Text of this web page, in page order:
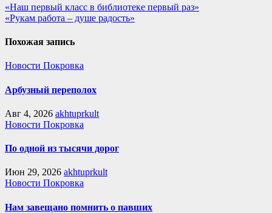
Навигация
по
записям
«Наш первый класс в библиотеке первый раз»
«Рукам работа – душе радость»
Похожая запись
Новости Покровка
Арбузный переполох
Авг 4, 2026 akhtuprkult
Новости Покровка
По одной из тысячи дорог
Июн 29, 2026 akhtuprkult
Новости Покровка
Нам завещано помнить о павших